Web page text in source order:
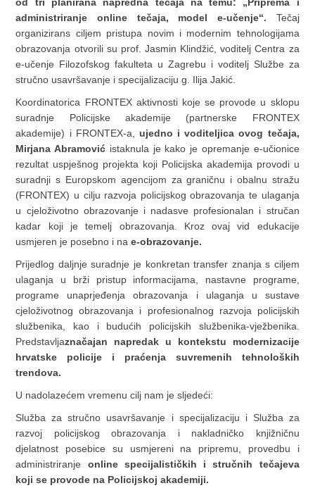
od tri planirana napredna tečaja na temu: „Priprema i
administriranje online tečaja, model e-učenje“. Tečaj
organizirans ciljem pristupa novim i modernim tehnologijama
obrazovanja otvorili su prof. Jasmin Klindžić, voditelj Centra za
e-učenje Filozofskog fakulteta u Zagrebu i voditelj Službe za
stručno usavršavanje i specijalizaciju g. Ilija Jakić.
Koordinatorica FRONTEX aktivnosti koje se provode u sklopu
suradnje Policijske akademije (partnerske FRONTEX
akademije) i FRONTEX-a, ujedno i voditeljica ovog tečaja,
Mirjana Abramović istaknula je kako je opremanje e-učionice
rezultat uspješnog projekta koji Policijska akademija provodi u
suradnji s Europskom agencijom za graničnu i obalnu stražu
(FRONTEX) u cilju razvoja policijskog obrazovanja te ulaganja
u cjeloživotno obrazovanje i nadasve profesionalan i stručan
kadar koji je temelj obrazovanja. Kroz ovaj vid edukacije
usmjeren je posebno i nae-obrazovanje.
Prijedlog daljnje suradnje je konkretan transfer znanja s ciljem
ulaganja u brži pristup informacijama, nastavne programe,
programe unaprjeđenja obrazovanja i ulaganja u sustave
cjeloživotnog obrazovanja i profesionalnog razvoja policijskih
službenika, kao i budućih policijskih službenika-vježbenika.
Predstavljaznačajan napredak u kontekstu modernizacije
hrvatske policije i praćenja suvremenih tehnoloških
trendova.
U nadolazećem vremenu cilj nam je sljedeći:
Služba za stručno usavršavanje i specijalizaciju i Služba za
razvoj policijskog obrazovanja i nakladničko knjižničnu
djelatnost posebice su usmjereni na pripremu, provedbu i
administriranje online specijalističkih i stručnih tečajeva
koji se provode na Policijskoj akademiji.